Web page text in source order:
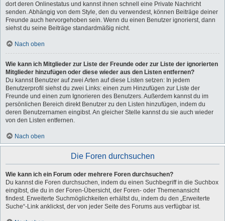
dort deren Onlinestatus und kannst ihnen schnell eine Private Nachricht
senden. Abhängig von dem Style, den du verwendest, können Beiträge deiner
Freunde auch hervorgehoben sein. Wenn du einen Benutzer ignorierst, dann
siehst du seine Beiträge standardmäßig nicht.
Nach oben
Wie kann ich Mitglieder zur Liste der Freunde oder zur Liste der ignorierten
Mitglieder hinzufügen oder diese wieder aus den Listen entfernen?
Du kannst Benutzer auf zwei Arten auf diese Listen setzen: In jedem
Benutzerprofil siehst du zwei Links: einen zum Hinzufügen zur Liste der
Freunde und einen zum Ignorieren des Benutzers. Außerdem kannst du im
persönlichen Bereich direkt Benutzer zu den Listen hinzufügen, indem du
deren Benutzernamen eingibst. An gleicher Stelle kannst du sie auch wieder
von den Listen entfernen.
Nach oben
Die Foren durchsuchen
Wie kann ich ein Forum oder mehrere Foren durchsuchen?
Du kannst die Foren durchsuchen, indem du einen Suchbegriff in die Suchbox
eingibst, die du in der Foren-Übersicht, der Foren- oder Themenansicht
findest. Erweiterte Suchmöglichkeiten erhältst du, indem du den „Erweiterte
Suche“-Link anklickst, der von jeder Seite des Forums aus verfügbar ist.